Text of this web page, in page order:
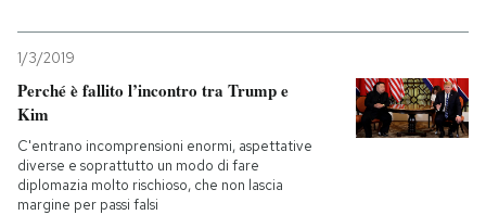
I MIEI PREFERITI
SHOP
CALENDARIO
1/3/2019
Perché è fallito l’incontro tra Trump e
Kim
C'entrano incomprensioni enormi, aspettative
diverse e soprattutto un modo di fare
diplomazia molto rischioso, che non lascia
margine per passi falsi